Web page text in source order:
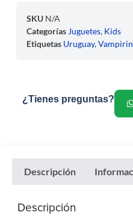
SKU N/A
Categorías Juguetes, Kids
Etiquetas Uruguay,
¿Tienes preguntas?
Descripción
Descripción